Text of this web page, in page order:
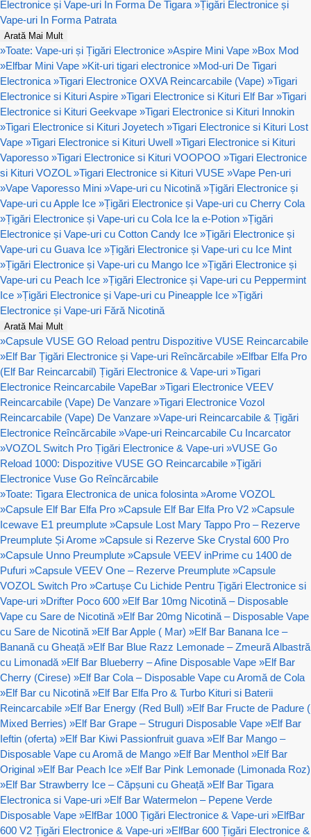
Electronice și Vape-uri In Forma De Tigara »Țigări Electronice și
Vape-uri In Forma Patrata
Arată Mai Mult
»Toate: Vape-uri și Țigări Electronice »Aspire Mini Vape »Box Mod
»Elfbar Mini Vape »Kit-uri tigari electronice »Mod-uri De Tigari
Electronica »Tigari Electronice OXVA Reincarcabile (Vape) »Tigari
Electronice si Kituri Aspire »Tigari Electronice si Kituri Elf Bar »Tigari
Electronice si Kituri Geekvape »Tigari Electronice si Kituri Innokin
»Tigari Electronice si Kituri Joyetech »Tigari Electronice si Kituri Lost
Vape »Tigari Electronice si Kituri Uwell »Tigari Electronice si Kituri
Vaporesso »Tigari Electronice si Kituri VOOPOO »Tigari Electronice
si Kituri VOZOL »Tigari Electronice si Kituri VUSE »Vape Pen-uri
»Vape Vaporesso Mini »Vape-uri cu Nicotină »Țigări Electronice și
Vape-uri cu Apple Ice »Țigări Electronice și Vape-uri cu Cherry Cola
»Țigări Electronice și Vape-uri cu Cola Ice la e-Potion »Țigări
Electronice și Vape-uri cu Cotton Candy Ice »Țigări Electronice și
Vape-uri cu Guava Ice »Țigări Electronice și Vape-uri cu Ice Mint
»Țigări Electronice și Vape-uri cu Mango Ice »Țigări Electronice și
Vape-uri cu Peach Ice »Țigări Electronice și Vape-uri cu Peppermint
Ice »Țigări Electronice și Vape-uri cu Pineapple Ice »Țigări
Electronice și Vape-uri Fără Nicotină
Arată Mai Mult
»Capsule VUSE GO Reload pentru Dispozitive VUSE Reincarcabile
»Elf Bar Țigări Electronice și Vape-uri Reîncărcabile »Elfbar Elfa Pro
(Elf Bar Reincarcabil) Țigări Electronice & Vape-uri »Tigari
Electronice Reincarcabile VapeBar »Tigari Electronice VEEV
Reincarcabile (Vape) De Vanzare »Tigari Electronice Vozol
Reincarcabile (Vape) De Vanzare »Vape-uri Reincarcabile & Țigări
Electronice Reîncărcabile »Vape-uri Reincarcabile Cu Incarcator
»VOZOL Switch Pro Țigări Electronice & Vape-uri »VUSE Go
Reload 1000: Dispozitive VUSE GO Reincarcabile »Țigări
Electronice Vuse Go Reîncărcabile
»Toate: Tigara Electronica de unica folosinta »Arome VOZOL
»Capsule Elf Bar Elfa Pro »Capsule Elf Bar Elfa Pro V2 »Capsule
Icewave E1 preumplute »Capsule Lost Mary Tappo Pro – Rezerve
Preumplute Și Arome »Capsule si Rezerve Ske Crystal 600 Pro
»Capsule Unno Preumplute »Capsule VEEV inPrime cu 1400 de
Pufuri »Capsule VEEV One – Rezerve Preumplute »Capsule
VOZOL Switch Pro »Cartușe Cu Lichide Pentru Țigări Electronice si
Vape-uri »Drifter Poco 600 »Elf Bar 10mg Nicotină – Disposable
Vape cu Sare de Nicotină »Elf Bar 20mg Nicotină – Disposable Vape
cu Sare de Nicotină »Elf Bar Apple ( Mar) »Elf Bar Banana Ice –
Banană cu Gheață »Elf Bar Blue Razz Lemonade – Zmeură Albastră
cu Limonadă »Elf Bar Blueberry – Afine Disposable Vape »Elf Bar
Cherry (Cirese) »Elf Bar Cola – Disposable Vape cu Aromă de Cola
»Elf Bar cu Nicotină »Elf Bar Elfa Pro & Turbo Kituri si Baterii
Reincarcabile »Elf Bar Energy (Red Bull) »Elf Bar Fructe de Padure (
Mixed Berries) »Elf Bar Grape – Struguri Disposable Vape »Elf Bar
Ieftin (oferta) »Elf Bar Kiwi Passionfruit guava »Elf Bar Mango –
Disposable Vape cu Aromă de Mango »Elf Bar Menthol »Elf Bar
Original »Elf Bar Peach Ice »Elf Bar Pink Lemonade (Limonada Roz)
»Elf Bar Strawberry Ice – Căpșuni cu Gheață »Elf Bar Tigara
Electronica si Vape-uri »Elf Bar Watermelon – Pepene Verde
Disposable Vape »ElfBar 1000 Țigări Electronice & Vape-uri »ElfBar
600 V2 Țigări Electronice & Vape-uri »ElfBar 600 Țigări Electronice &